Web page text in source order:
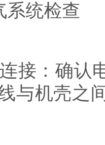
统检查
：确认电
与机壳之